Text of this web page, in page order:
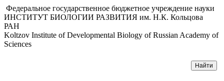
Федеральное государственное бюджетное учреждение науки
ИНСТИТУТ БИОЛОГИИ РАЗВИТИЯ им. Н.К. Кольцова
РАН
Koltzov Institute of Developmental Biology of Russian Academy of
Sciences